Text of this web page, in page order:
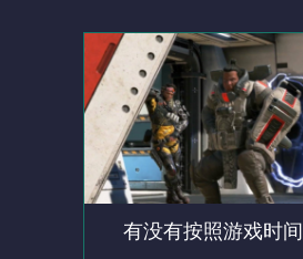
有没有按照游戏时